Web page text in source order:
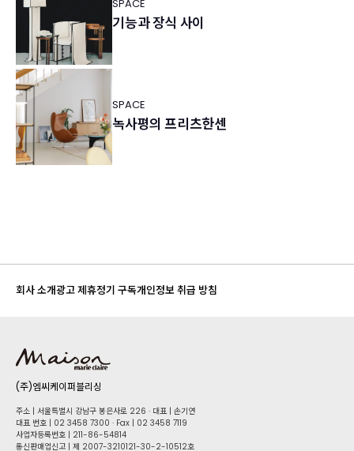
SPACE
기능과 장식 사이
SPACE
녹사평의 프리츠한센
회사 소개광고 제휴정기 구독개인정보 취급 방침
(주)엠씨케이퍼블리싱
주소 | 서울특별시 강남구 봉은사로 226 · 대표 | 손기연
대표 번호 | 02 34​58 7300 · Fax | 02 34​58 7119
사업자등록번호 | 211-86-5​4814
통신판매업신고 | 제 2007-3210121-30-2-10512호